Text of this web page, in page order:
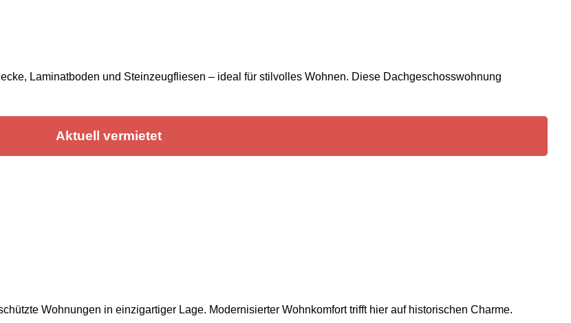
Laminatboden und Steinzeugfliesen – ideal für stilvolles Wohnen. Diese Dachgeschosswohnung
Aktuell vermietet
Wohnungen in einzigartiger Lage. Modernisierter Wohnkomfort trifft hier auf historischen Charme.